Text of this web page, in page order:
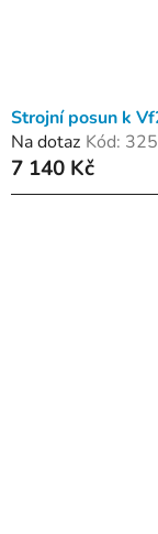
Strojní posun k
Na dotaz Kód:
7 140 Kč